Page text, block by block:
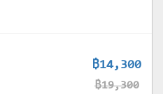
฿14,300
฿19,300